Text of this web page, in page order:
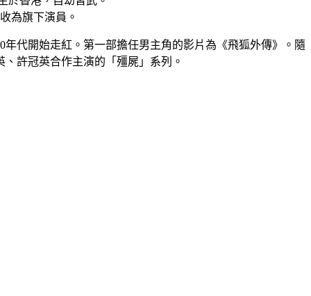
為旗下演員。
代開始走紅。第一部擔任男主角的影片為《飛狐外傳》。隨
許冠英合作主演的「殭屍」系列。